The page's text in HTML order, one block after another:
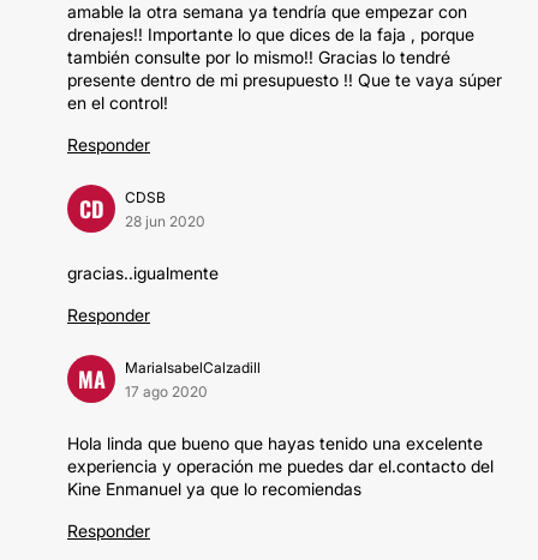
amable la otra semana ya tendría que empezar con
drenajes!! Importante lo que dices de la faja , porque
también consulte por lo mismo!! Gracias lo tendré
presente dentro de mi presupuesto !! Que te vaya súper
en el control!
Responder
CD
CDSB
28 jun 2020
gracias..igualmente
Responder
MA
MariaIsabelCalzadill
17 ago 2020
Hola linda que bueno que hayas tenido una excelente
experiencia y operación me puedes dar el.contacto del
Kine Enmanuel ya que lo recomiendas
Responder